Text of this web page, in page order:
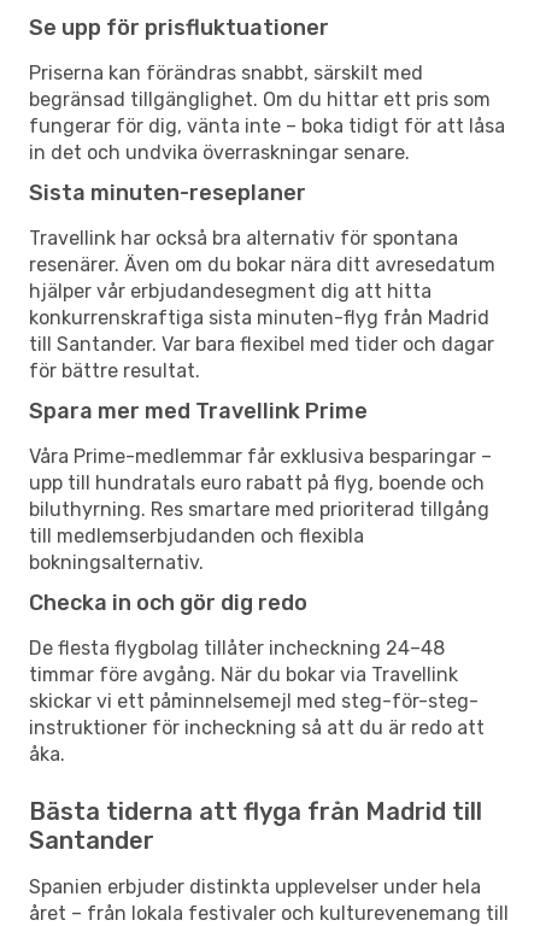
Se upp för prisfluktuationer
Priserna kan förändras snabbt, särskilt med
begränsad tillgänglighet. Om du hittar ett pris som
fungerar för dig, vänta inte – boka tidigt för att låsa
in det och undvika överraskningar senare.
Sista minuten-reseplaner
Travellink har också bra alternativ för spontana
resenärer. Även om du bokar nära ditt avresedatum
hjälper vår erbjudandesegment dig att hitta
konkurrenskraftiga sista minuten-flyg från Madrid
till Santander. Var bara flexibel med tider och dagar
för bättre resultat.
Spara mer med Travellink Prime
Våra Prime-medlemmar får exklusiva besparingar –
upp till hundratals euro rabatt på flyg, boende och
biluthyrning. Res smartare med prioriterad tillgång
till medlemserbjudanden och flexibla
bokningsalternativ.
Checka in och gör dig redo
De flesta flygbolag tillåter incheckning 24–48
timmar före avgång. När du bokar via Travellink
skickar vi ett påminnelsemejl med steg-för-steg-
instruktioner för incheckning så att du är redo att
åka.
Bästa tiderna att flyga från Madrid till
Santander
Spanien erbjuder distinkta upplevelser under hela
året – från lokala festivaler och kulturevenemang till